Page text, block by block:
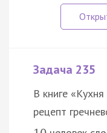
Задача 235
В книге
рецепт